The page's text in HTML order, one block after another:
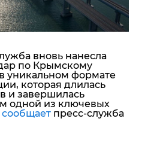
Мнение
Блоги
вновь нанесла
по Крымскому
в уникальном формате
которая длилась
и завершилась
одной из ключевых
сообщает пресс-служба